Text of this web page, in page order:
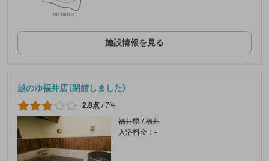
施設情報を見る
越のゆ福井店（閉館しました）
2.8点 /7件
福井県 / 福井
入浴料金：-